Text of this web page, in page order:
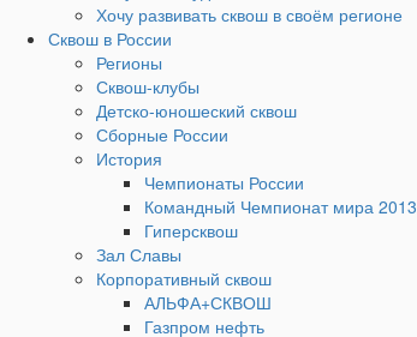
Хочу развивать сквош в своём регионе
Сквош в России
Регионы
Сквош-клубы
Детско-юношеский сквош
Сборные России
История
Чемпионаты России
Командный Чемпионат мира 2013
Гиперсквош
Зал Славы
Корпоративный сквош
АЛЬФА+СКВОШ
Газпром нефть